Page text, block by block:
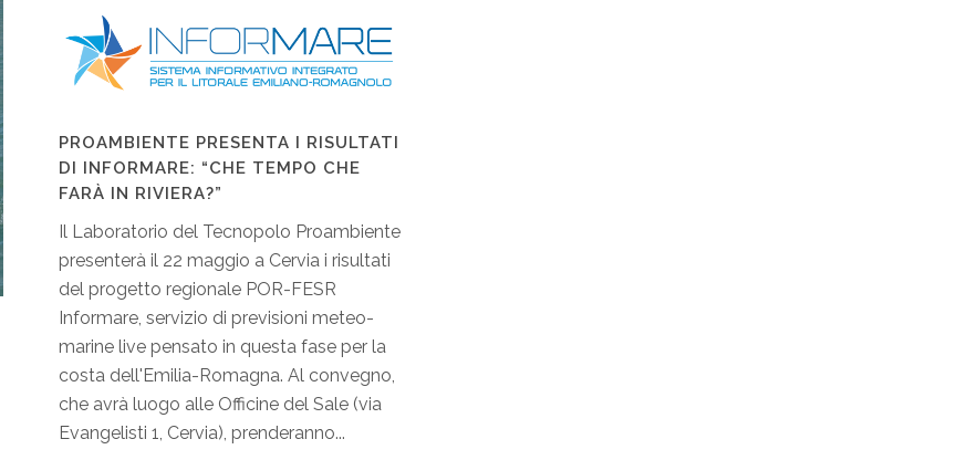
PROAMBIENTE PRESENTA I RISULTATI
DI INFORMARE: “CHE TEMPO CHE
FARÀ IN RIVIERA?”
Il Laboratorio del Tecnopolo Proambiente
presenterà il 22 maggio a Cervia i risultati
del progetto regionale POR-FESR
Informare, servizio di previsioni meteo-
marine live pensato in questa fase per la
costa dell'Emilia-Romagna. Al convegno,
che avrà luogo alle Officine del Sale (via
Evangelisti 1, Cervia), prenderanno...